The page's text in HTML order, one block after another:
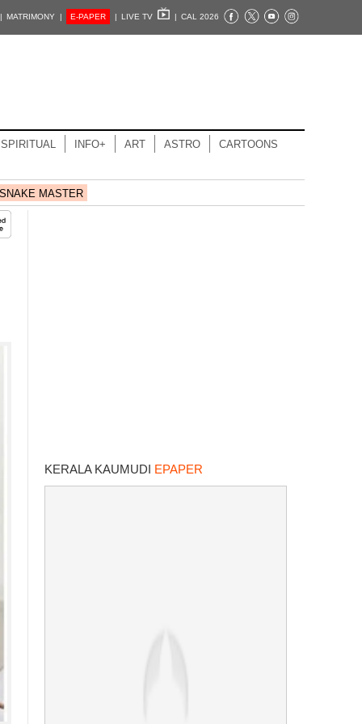
MATRIMONY | E-PAPER | LIVE TV | CAL 2026
SPIRITUAL INFO+ ART ASTRO CARTOONS
MASTER
KERALA KAUMUDI EPAPER